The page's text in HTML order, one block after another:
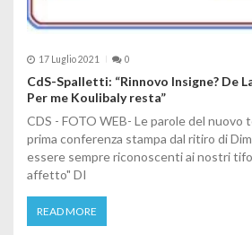
17 Luglio 2021 0
CdS-Spalletti: “Rinnovo Insigne? De
Per me Koulibaly resta”
CDS - FOTO WEB- Le parole del nuovo
prima conferenza stampa dal ritiro di
essere sempre riconoscenti ai nostri
affetto" DI
READ MORE